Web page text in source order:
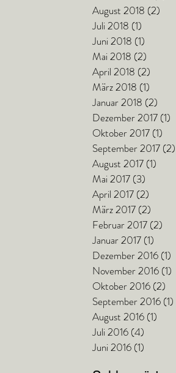
August 2018 (2)
Juli 2018 (1)
Juni 2018 (1)
Mai 2018 (2)
April 2018 (2)
März 2018 (1)
Januar 2018 (2)
Dezember 2017 (1)
Oktober 2017 (1)
September 2017 (2)
August 2017 (1)
Mai 2017 (3)
April 2017 (2)
März 2017 (2)
Februar 2017 (2)
Januar 2017 (1)
Dezember 2016 (1)
November 2016 (1)
Oktober 2016 (2)
September 2016 (1)
August 2016 (1)
Juli 2016 (4)
Juni 2016 (1)